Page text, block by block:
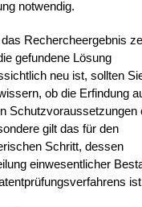
notwendig.
Rechercheergebnis
gefundene Lösung
neu ist, sollten
ob die Erfindung
Schutzvoraussetzungen
gilt das für den
Schritt, dessen
einwesentlicher